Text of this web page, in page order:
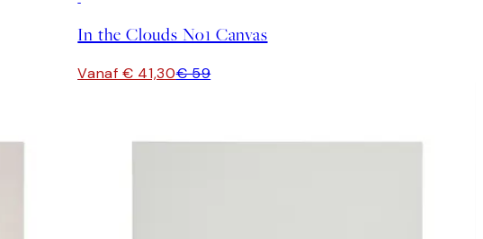
In the Clouds No1 Canvas
Vanaf € 41,30€ 59